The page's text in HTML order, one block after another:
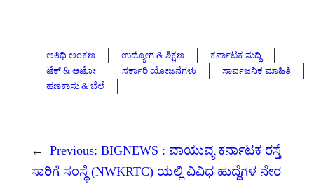
ಅತಿಥಿ ಅಂಕಣ ಉದ್ಯೋಗ & ಶಿಕ್ಷಣ
ಕರ್ನಾಟಕ ಸುದ್ದಿ
ಟೆಕ್ & ಆಟೋ
ಸರ್ಕಾರಿ ಯೋಜನೆಗಳು
ಸಾರ್ವಜನಿಕ ಮಾಹಿತಿ
ಹಣಕಾಸು & ಬೆಲೆ
← Previous: BIGNEWS : ವಾಯುವ್ಯ ಕರ್ನಾಟಕ ರಸ್ತೆ
ಸಾರಿಗೆ ಸಂಸ್ಥೆ (NWKRTC) ಯಲ್ಲಿ ವಿವಿಧ ಹುದ್ದೆಗಳ ನೇರ